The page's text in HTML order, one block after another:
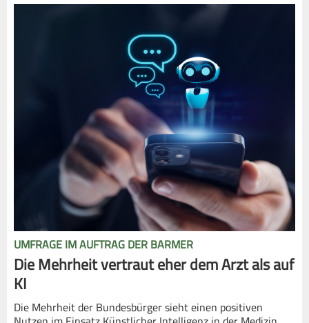
UMFRAGE IM AUFTRAG DER BARMER
Die Mehrheit vertraut eher dem Arzt als auf
KI
Die Mehrheit der Bundesbürger sieht einen positiven